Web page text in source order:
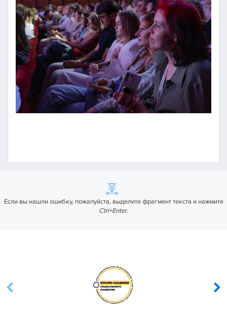
Если вы нашли ошибку, пожалуйста, выделите фрагмент текста и нажмите
Ctrl+Enter.